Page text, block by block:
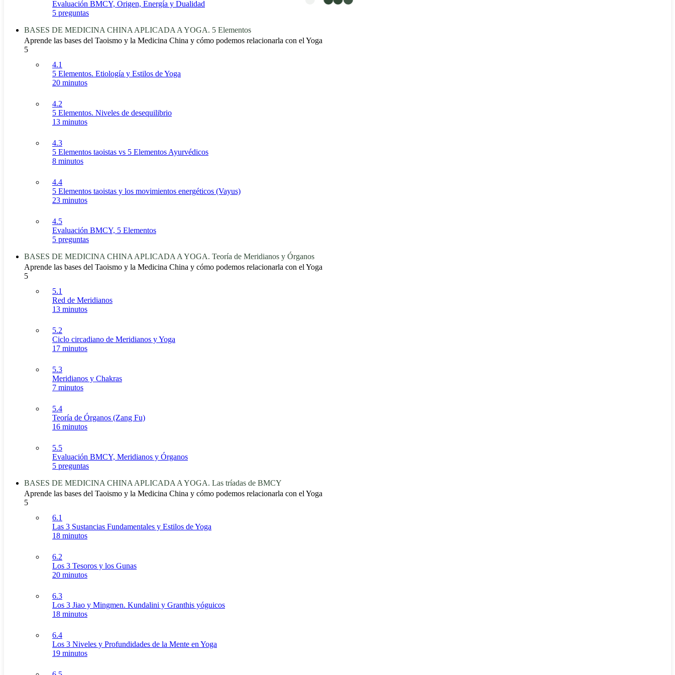
Evaluación BMCY, Origen, Energía y Dualidad
5 preguntas
BASES DE MEDICINA CHINA APLICADA A YOGA. 5 Elementos
Aprende las bases del Taoismo y la Medicina China y cómo podemos relacionarla con el Yoga
5
4.1
5 Elementos. Etiología y Estilos de Yoga
20 minutos
4.2
5 Elementos. Niveles de desequilibrio
13 minutos
4.3
5 Elementos taoistas vs 5 Elementos Ayurvédicos
8 minutos
4.4
5 Elementos taoistas y los movimientos energéticos (Vayus)
23 minutos
4.5
Evaluación BMCY, 5 Elementos
5 preguntas
BASES DE MEDICINA CHINA APLICADA A YOGA. Teoría de Meridianos y Órganos
Aprende las bases del Taoismo y la Medicina China y cómo podemos relacionarla con el Yoga
5
5.1
Red de Meridianos
13 minutos
5.2
Ciclo circadiano de Meridianos y Yoga
17 minutos
5.3
Meridianos y Chakras
7 minutos
5.4
Teoría de Órganos (Zang Fu)
16 minutos
5.5
Evaluación BMCY, Meridianos y Órganos
5 preguntas
BASES DE MEDICINA CHINA APLICADA A YOGA. Las tríadas de BMCY
Aprende las bases del Taoismo y la Medicina China y cómo podemos relacionarla con el Yoga
5
6.1
Las 3 Sustancias Fundamentales y Estilos de Yoga
18 minutos
6.2
Los 3 Tesoros y los Gunas
20 minutos
6.3
Los 3 Jiao y Mingmen. Kundalini y Granthis yóguicos
18 minutos
6.4
Los 3 Niveles y Profundidades de la Mente en Yoga
19 minutos